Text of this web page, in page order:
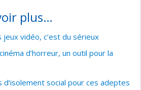
plus…
vidéo, c’est du sérieux
d’horreur, un outil pour la
social pour ces adeptes